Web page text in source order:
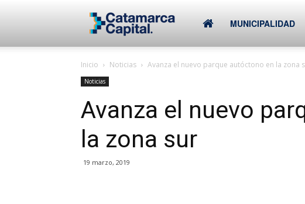
Municipalidad
de
MUNICIPALIDAD
Inicio Noticias Avanza el nuevo parque autóctono en la zona
Noticias
Avanza el nuevo
la zona sur
19 marzo, 2019